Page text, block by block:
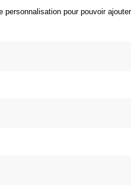
personnalisation pour pouvoir